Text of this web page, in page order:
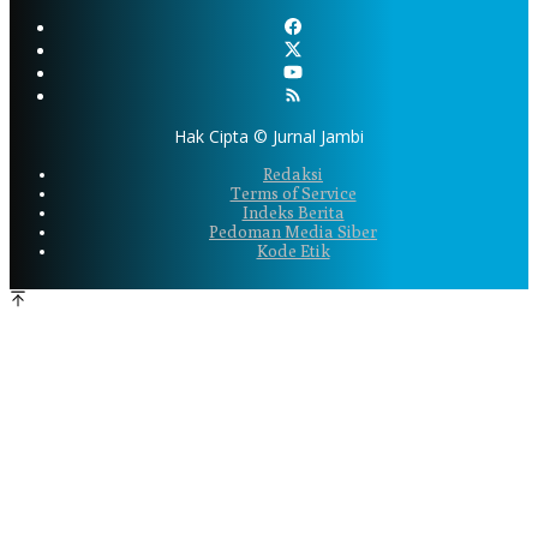
Hak Cipta © Jurnal Jambi
Redaksi
Terms of Service
Indeks Berita
Pedoman Media Siber
Kode Etik